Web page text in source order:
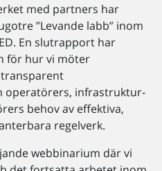
med partners har
”Levande labb” inom
En slutrapport har
för hur vi möter
operatörers, infrastruktur-
behov av effektiva,
regelverk.
webbinarium där vi